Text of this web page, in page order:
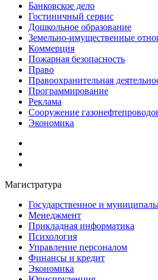
Банковское дело
Гостиничный сервис
Дошкольное образование
Земельно-имущественные
Коммерция
Пожарная безопасность
Право
Правоохранительная
Программирование
Реклама
Сооружение
Экономика
Магистратура
Государственное и
Менеджмент
Прикладная информатика
Психология
Управление персоналом
Финансы и кредит
Экономика